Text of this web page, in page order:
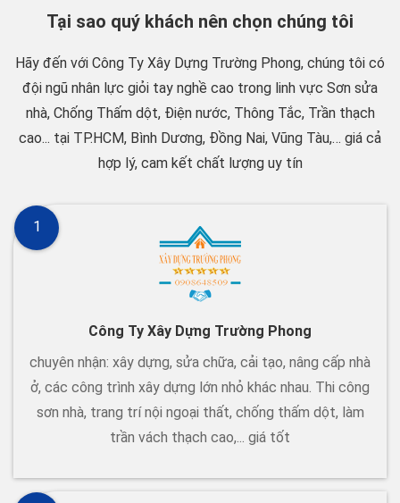
Tại sao quý khách nên chọn chúng tôi
Hãy đến với Công Ty Xây Dựng Trường Phong, chúng tôi có
đội ngũ nhân lực giỏi tay nghề cao trong linh vực Sơn sửa
nhà, Chống Thấm dột, Điện nước, Thông Tắc, Trần thạch
cao... tại TP.HCM, Bình Dương, Đồng Nai, Vũng Tàu,… giá cả
hợp lý, cam kết chất lượng uy tín
Công Ty Xây Dựng Trường Phong
chuyên nhận: xây dựng, sửa chữa, cải tạo, nâng cấp nhà
ở, các công trình xây dựng lớn nhỏ khác nhau. Thi công
sơn nhà, trang trí nội ngoại thất, chống thấm dột, làm
trần vách thạch cao,... giá tốt
1